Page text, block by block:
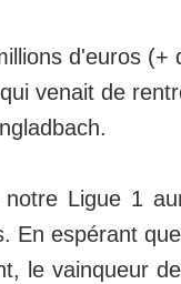
d'euros (+
venait de
Ligue 1
En espérant
le vainqueur